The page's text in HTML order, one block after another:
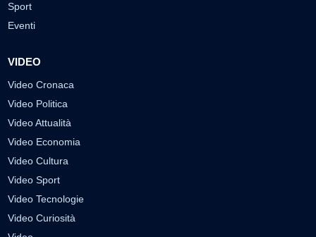
Sport
Eventi
VIDEO
Video Cronaca
Video Politica
Video Attualità
Video Economia
Video Cultura
Video Sport
Video Tecnologie
Video Curiosità